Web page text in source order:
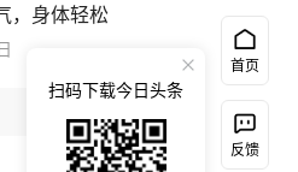
，身体轻松
首页
反馈
扫码下载今日头条